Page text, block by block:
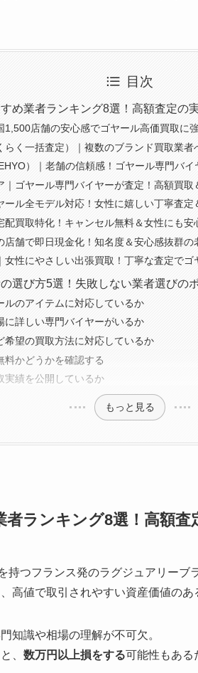
目次
め業者ランキング8選！高額査定の
1,500店舗の安心感でゴヤール高価買取に
らく一括査定）｜複数のブランド買取業者
）｜老舗の信頼感！ゴヤール専門バイ
｜ゴヤール専門バイヤーが査定！高額買取
ール全モデル対応！女性に嬉しい丁寧査定
配買取特化！キャンセル無料＆女性にも安
店舗で即日現金化！知名度＆安心感抜群の
女性にやさしい出張買取！丁寧な査定でゴ
選び方5選！失敗しない業者選びの
ルのアイテムに対応しているか
に詳しい専門バイヤーがいるか
希望の買取方法に対応しているか
料かどうかを確認する
実績を公開しているか
もっと見る
ランキング8選！高額査
持つフランス発のラグジュアリー
高値で取引されやすい資産価値のあ
知識や相場の理解が不可欠。
、 数万円以上損をする可能性もある